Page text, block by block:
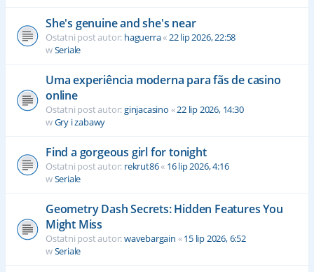
She's genuine and she's near
Ostatni post autor: haguerra« 22 lip 2026, 22:58
wSeriale
Uma experiência moderna para fãs de casino
online
Ostatni post autor:ginjacasino «22 lip 2026, 14:30
wGry i zabawy
Find a gorgeous girl for tonight
Ostatni post autor: rekrut86« 16 lip 2026, 4:16
wSeriale
Geometry Dash Secrets: Hidden Features You
Might Miss
Ostatni post autor:wavebargain «15 lip 2026, 6:52
wSeriale